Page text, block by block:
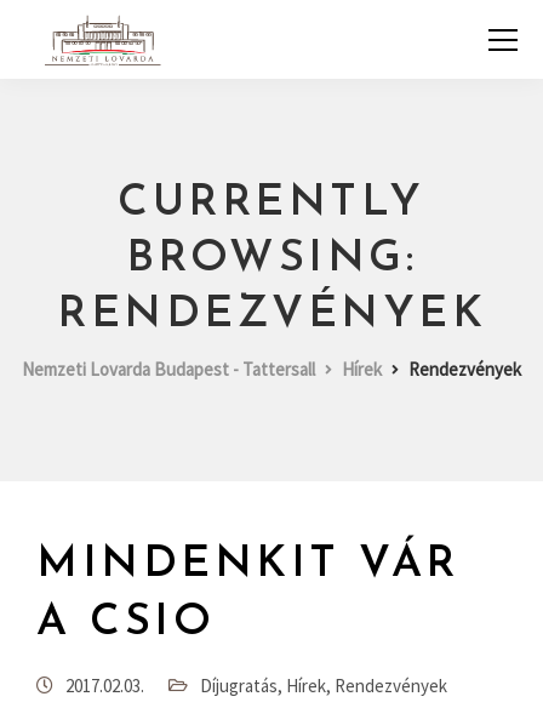
CURRENTLY
BROWSING:
RENDEZVÉNYEK
Nemzeti Lovarda Budapest - Tattersall Hírek Rendezvények
MINDENKIT VÁR
A CSIO
2017.02.03. Díjugratás, Hírek, Rendezvények